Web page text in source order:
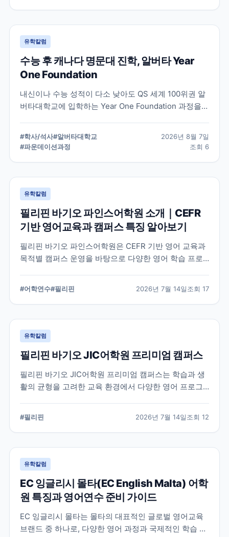
유학칼럼
수능 후 캐나다 명문대 진학, 알버타 Year
One Foundation
내신이나 수능 성적이 다소 낮아도 QS 세계 100위권 알
버타대학교에 입학하는 Year One Foundation 과정을
과 학비를 확인할 수 있습니다.
#학사/석사#알버타대학교
#파운데이션과정
2026년 8월 7일
조회 6
유학칼럼
필리핀 바기오 파인스어학원 소개｜CEFR
기반 영어교육과 캠퍼스 특징 알아보기
필리핀 바기오 파인스어학원은 CEFR 기반 영어 교육과
목적별 캠퍼스 운영을 바탕으로 다양한 영어 학습 프로
생이 알아야 할 내용을 정리했습니다.
#어학연수#필리핀 2026년 7월 14일조회 17
유학칼럼
필리핀 바기오 JIC어학원 프리미엄 캠퍼스
필리핀 바기오 JIC어학원 프리미엄 캠퍼스는 학습과 생
활의 균형을 고려한 교육 환경에서 다양한 영어 프로그
했습니다.
#필리핀 2026년 7월 14일조회 12
유학칼럼
EC 잉글리시 몰타(EC English Malta) 어학
원 특징과 영어연수 준비 가이드
EC 잉글리시 몰타는 몰타의 대표적인 글로벌 영어교육
브랜드 중 하나로, 다양한 영어 과정과 국제적인 학습 환